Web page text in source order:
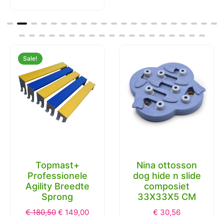
Sale!
Topmast+
Professionele
Agility Breedte
Sprong
€180,50 € 149,00
Nina ottosson
dog hide n slide
composiet
33X33X5 CM
€ 30,56